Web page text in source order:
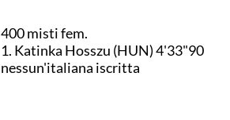
400 misti fem.
1. Katinka Hosszu (HUN) 4'33"90
nessun'italiana iscritta